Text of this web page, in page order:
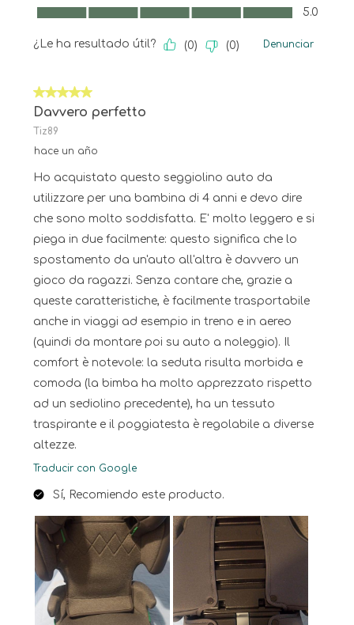
Calidad del producto, 5.0 de 5
5.0
¿Le ha resultado útil? (0) (0) Denunciar
5 de 5 estrellas.
Davvero perfetto
Tiz89
hace un año
Ho acquistato questo seggiolino auto da
utilizzare per una bambina di 4 anni e devo dire
che sono molto soddisfatta. E' molto leggero e si
piega in due facilmente: questo significa che lo
spostamento da un'auto all'altra è davvero un
gioco da ragazzi. Senza contare che, grazie a
queste caratteristiche, è facilmente trasportabile
anche in viaggi ad esempio in treno e in aereo
(quindi da montare poi su auto a noleggio). Il
comfort è notevole: la seduta risulta morbida e
comoda (la bimba ha molto apprezzato rispetto
ad un sediolino precedente), ha un tessuto
traspirante e il poggiatesta è regolabile a diverse
altezze.
Traducir con Google
Sí, Recomiendo este producto.